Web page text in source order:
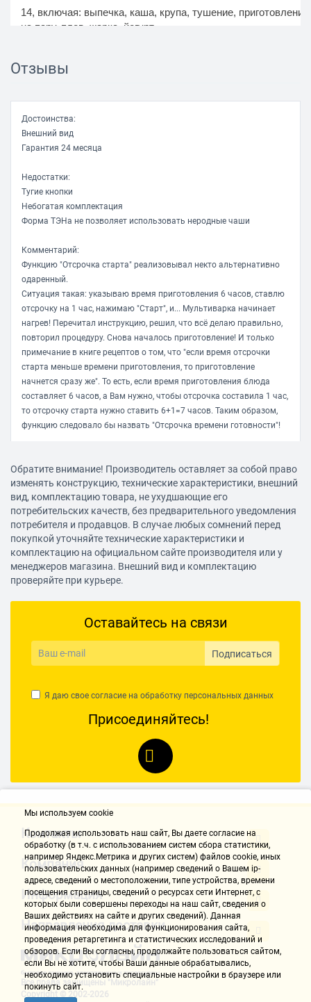
14, включая: выпечка, каша, крупа, тушение, приготовление
на пару, плов, жарка, йогурт
24 ч
температуры, времени приготовления
Поддержание тепла
есть
есть
Особенности
книга рецептов
Отзывы
Достоинства:
Внешний вид
Гарантия 24 месяца
Недостатки:
Тугие кнопки
Небогатая комплектация
Форма ТЭНа не позволяет использовать неродные чаши
Комментарий:
Функцию "Отсрочка старта" реализовывал некто альтернативно
одаренный.
Ситуация такая: указываю время приготовления 6 часов, ставлю
отсрочку на 1 час, нажимаю "Старт", и... Мультиварка начинает
нагрев! Перечитал инструкцию, решил, что всё делаю правильно,
повторил процедуру. Снова началось приготовление! И только
примечание в книге рецептов о том, что "если время отсрочки
старта меньше времени приготовления, то приготовление
начнется сразу же". То есть, если время приготовления блюда
составляет 6 часов, а Вам нужно, чтобы отсрочка составила 1 час,
то отсрочку старта нужно ставить 6+1=7 часов. Таким образом,
функцию следовало бы назвать "Отсрочка времени готовности"!
12.05.2018, 23:18
Достоинства:
за год использования не сломалась
В ПРОДАЖЕ НЕТ СМЕННЫХ ЧАШ ДЛЯ МУЛЬТИВАРКИ
отличная мультиварка, конкретно про мультиварку ничего кроме
выгоревшего одного из многих светодиодов на цифровом табло я
для приготовления и цена сменных чаш в два раза больше чем у
фирма Phillips специально так сделала?
нормальная схема готовки - приготовил, подождал как остыло,
чаши то приходится разводить балаган с перекладыванием/
отсюда мораль - купил технику, озаботься сразу покупкой
аксессуаров к ней
Дудукин Александр
16.12.2017, 19:22
Достоинства:
Достоинства описаны другими пользователями. Да, удобно
пользоваться, разнообразные режимы.
Обратите внимание! Производитель оставляет за собой право
изменять конструкцию, технические характеристики, внешний
вид, комплектацию товара, не ухудшающие его
потребительских качеств, без предварительного уведомления
потребителя и продавцов. В случае любых сомнений перед
покупкой уточняйте технические характеристики и
комплектацию на официальном сайте производителя или у
менеджеров магазина. Внешний вид и комплектацию
проверяйте при курьере.
Оставайтесь на связи
Подписаться
Я даю свое согласие на обработку персональных данных
Присоединяйтесь!
Контакты
Компания
Информация
Направления доставки
Все права защищены "Микролайн"
Copyright © 2002-2026
Мы используем cookie
Продолжая использовать наш cайт, Вы даете согласие на
обработку (в т.ч. с использованием систем сбора статистики,
например Яндекс.Метрика и других систем) файлов cookie, иных
пользовательских данных (например сведений о Вашем ip-
адресе, сведений о местоположении, типе устройства, времени
посещения страницы, сведений о ресурсах сети Интернет, с
которых были совершены переходы на наш сайт, сведения о
Ваших действиях на сайте и других сведений). Данная
информация необходима для функционирования сайта,
проведения ретаргетинга и статистических исследований и
обзоров. Если Вы согласны, продолжайте пользоваться сайтом,
если Вы не хотите, чтобы Ваши данные обрабатывались,
необходимо установить специальные настройки в браузере или
покинуть сайт.